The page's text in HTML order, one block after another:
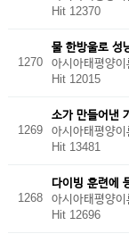
Hit
1270
물 한방울로 성
아시아태평양이
Hit
1269
소가 만들어낸
아시아태평양이
Hit
1268
다이빙 훈련에
아시아태평양이
Hit